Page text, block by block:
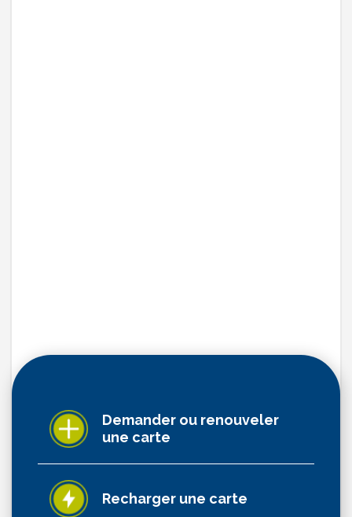
Demander ou renouveler
une carte
Recharger une carte